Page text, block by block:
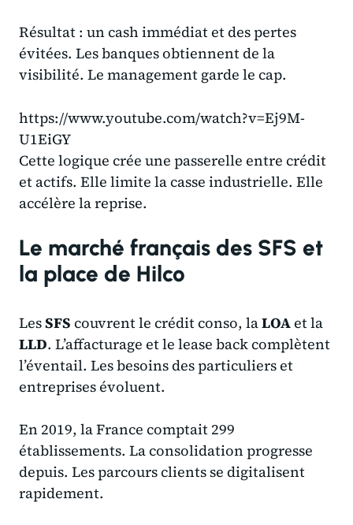
Résultat : un cash immédiat et des pertes
évitées. Les banques obtiennent de la
visibilité. Le management garde le cap.
https://www.youtube.com/watch?v=Ej9M-
U1EiGY
Cette logique crée une passerelle entre crédit
et actifs. Elle limite la casse industrielle. Elle
accélère la reprise.
Le marché français des SFS et
la place de Hilco
LesSFS couvrent le crédit conso, laLOAet la
LLD. L’affacturage et le lease back complètent
l’éventail. Les besoins des particuliers et
entreprises évoluent.
En 2019, la France comptait 299
établissements. La consolidation progresse
depuis. Les parcours clients se digitalisent
rapidement.